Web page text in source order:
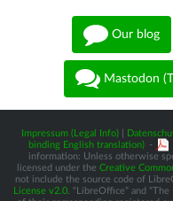
Our blog
Mastodon
Impressum (Legal Info)
binding English translation) -
information: Unless otherwise
licensed under the Creative
not include the source code of
License v2.0 . “LibreOffice” and